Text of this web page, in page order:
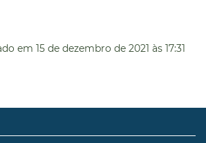
em 15 de dezembro de 2021 às 17:31